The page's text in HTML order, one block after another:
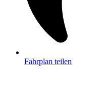
Fahrplan teilen